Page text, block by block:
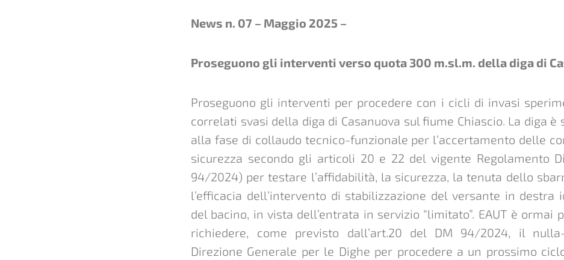
News n. 07 – Maggio 2025 –
Proseguono gli interventi verso quota 300 m.sl.m. della diga di
Proseguono gli interventi per procedere con i cicli di invasi
correlati svasi della diga di Casanuova sul fiume Chiascio. La diga è
alla fase di collaudo tecnico-funzionale per l’accertamento delle
sicurezza secondo gli articoli 20 e 22 del vigente Regolamento
94/2024) per testare l’affidabilità, la sicurezza, la tenuta dello
l’efficacia dell’intervento di stabilizzazione del versante in destra
del bacino, in vista dell’entrata in servizio “limitato”. EAUT è ormai
richiedere, come previsto dall’art.20 del DM 94/2024, il
Direzione Generale per le Dighe per procedere a un prossimo